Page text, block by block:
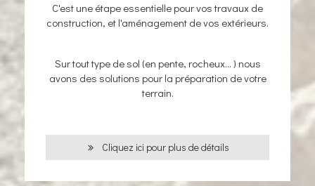
C'est une étape essentielle pour vos travaux de
construction, et l'aménagement de vos extérieurs.
Sur tout type de sol (en pente, rocheux... ) nous
avons des solutions pour la préparation de votre
terrain.
Cliquez ici pour plus de détails